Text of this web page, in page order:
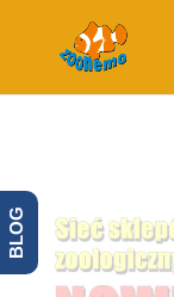
BLOG